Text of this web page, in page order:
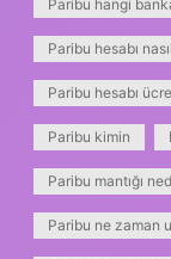
Paribu hangi
Paribu hesabı
Paribu hesabı
Paribu kimin
Paribu mantığı
Paribu ne zaman